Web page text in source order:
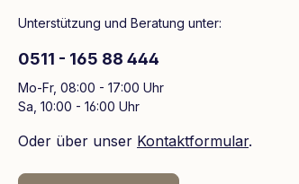
Unterstützung und Beratung unter:
0511 - 165 88 444
Mo-Fr, 08:00 - 17:00 Uhr
Sa, 10:00 - 16:00 Uhr
Oder über unser Kontaktformular.